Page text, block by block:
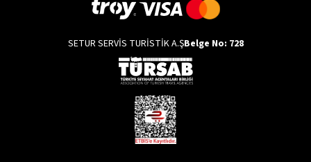
SETUR SERVİS TURİSTİK A.ŞBelge No: 728